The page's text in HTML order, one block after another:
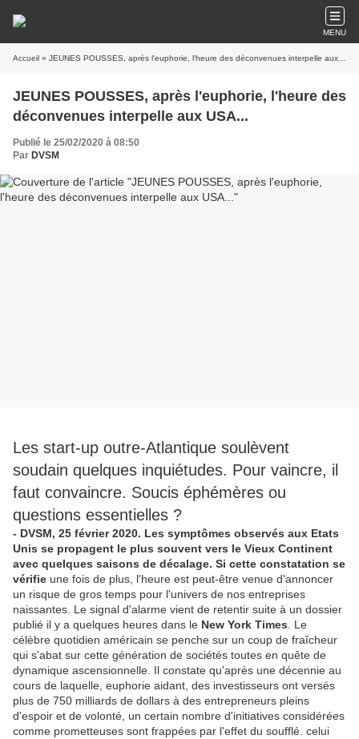
MENU
Accueil » JEUNES POUSSES, après l'euphorie, l'heure des déconvenues interpelle aux USA...
JEUNES POUSSES, après l'euphorie, l'heure des
déconvenues interpelle aux USA...
Publié le 25/02/2020 à 08:50
Par DVSM
Les start-up outre-Atlantique soulèvent
soudain quelques inquiétudes. Pour vaincre, il
faut convaincre. Soucis éphémères ou
questions essentielles ?
- DVSM, 25 février 2020. Les symptômes observés aux Etats
Unis se propagent le plus souvent vers le Vieux Continent
avec quelques saisons de décalage. Si cette constatation se
vérifie une fois de plus, l'heure est peut-être venue d'annoncer
un risque de gros temps pour l'univers de nos entreprises
naissantes. Le signal d'alarme vient de retentir suite à un dossier
publié il y a quelques heures dans le New York Times . Le
célèbre quotidien américain se penche sur un coup de fraîcheur
qui s'abat sur cette génération de sociétés toutes en quête de
dynamique ascensionnelle. Il constate qu'après une décennie au
cours de laquelle, euphorie aidant, des investisseurs ont versés
plus de 750 milliards de dollars à des entrepreneurs pleins
d'espoir et de volonté, un certain nombre d'initiatives considérées
comme prometteuses sont frappées par l'effet du soufflé. celui